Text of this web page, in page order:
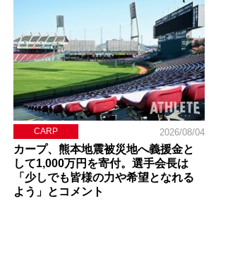
CARP 2026/08/04
カープ、熊本地震被災地へ義援金と
して1,000万円を寄付。選手会長は
「少しでも皆様の力や希望となれる
よう」とコメント